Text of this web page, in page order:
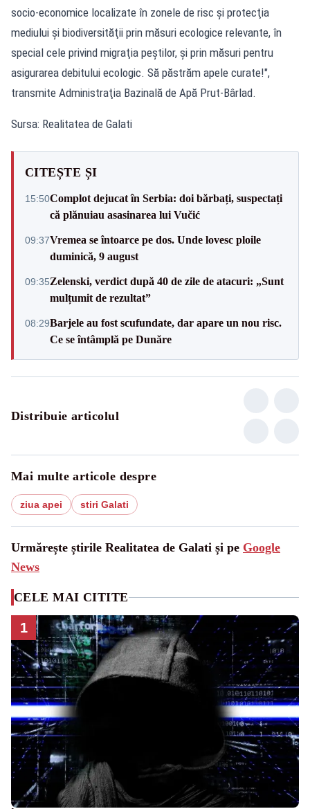
socio-economice localizate în zonele de risc şi protecţia
mediului şi biodiversităţii prin măsuri ecologice relevante, în
special cele privind migraţia peştilor, şi prin măsuri pentru
asigurarea debitului ecologic. Să păstrăm apele curate!",
transmite Administraţia Bazinală de Apă Prut-Bârlad.
Sursa: Realitatea de Galati
CITEȘTE ȘI
15:50Complot dejucat în Serbia: doi bărbați, suspectați
că plănuiau asasinarea lui Vučić
09:37Vremea se întoarce pe dos. Unde lovesc ploile
duminică, 9 august
09:35Zelenski, verdict după 40 de zile de atacuri: „Sunt
mulțumit de rezultat”
08:29Barjele au fost scufundate, dar apare un nou risc.
Ce se întâmplă pe Dunăre
Distribuie articolul
Mai multe articole despre
ziua apei stiri Galati
Urmărește știrile Realitatea de Galati și pe Google
News
CELE MAI CITITE
1